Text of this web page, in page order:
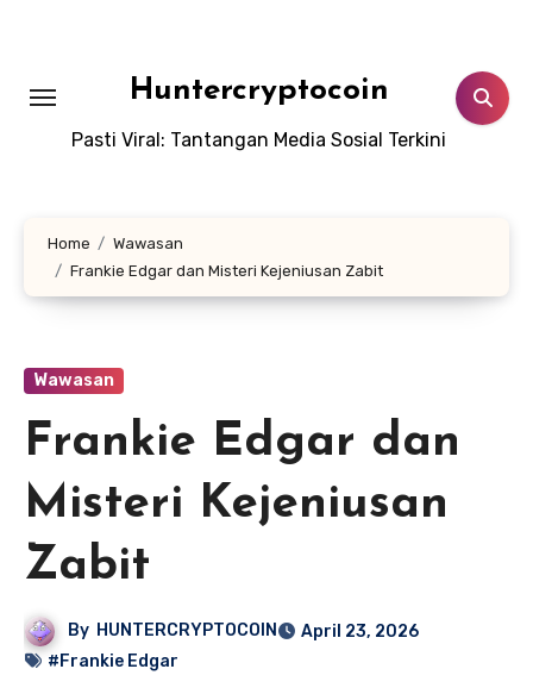
Huntercryptocoin
Pasti Viral: Tantangan Media Sosial Terkini
Home
Wawasan
Frankie Edgar dan Misteri Kejeniusan Zabit
Wawasan
Frankie Edgar dan
Misteri Kejeniusan
Zabit
By HUNTERCRYPTOCOIN
April 23, 2026
#Frankie Edgar